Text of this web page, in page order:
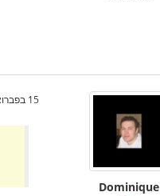
Dominique
15 בפברואר 2009, 15:02:30